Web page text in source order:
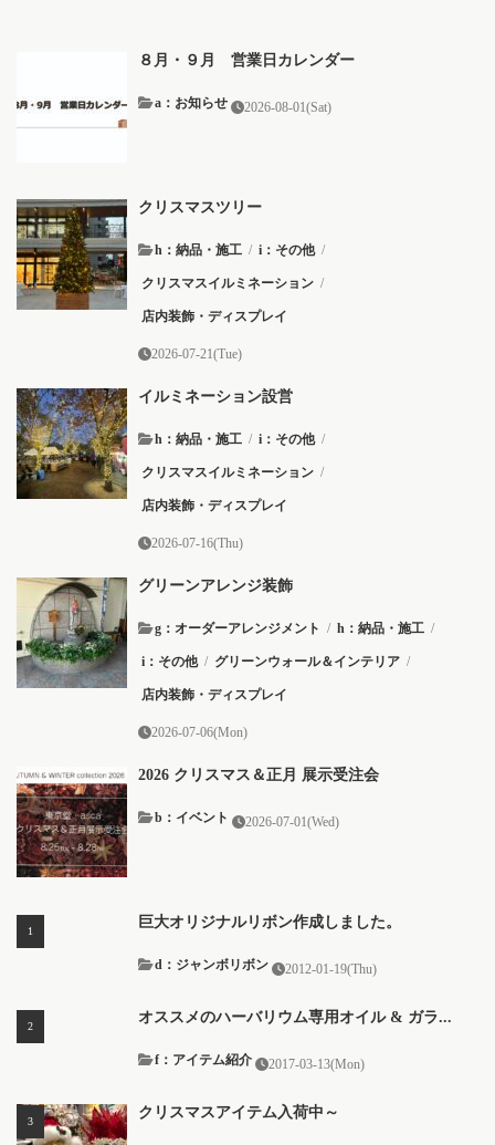
８月・９月 営業日カレンダー
a：お知らせ 2026-08-01(Sat)
クリスマスツリー
h：納品・施工 / i：その他 /
クリスマスイルミネーション /
店内装飾・ディスプレイ
2026-07-21(Tue)
イルミネーション設営
h：納品・施工 / i：その他 /
クリスマスイルミネーション /
店内装飾・ディスプレイ
2026-07-16(Thu)
グリーンアレンジ装飾
g：オーダーアレンジメント / h：納品・施工 /
i：その他 / グリーンウォール＆インテリア /
店内装飾・ディスプレイ
2026-07-06(Mon)
2026 クリスマス＆正月 展示受注会
b：イベント 2026-07-01(Wed)
巨大オリジナルリボン作成しました。
2012-01-19(Thu)
d：ジャンボリボン
オススメのハーバリウム専用オイル & ガラ...
2017-03-13(Mon)
f：アイテム紹介
クリスマスアイテム入荷中～